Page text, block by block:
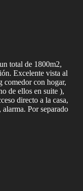
total de 1800m2,
Excelente vista al
comedor con hogar,
de ellos en suite ),
directo a la casa,
Por separado